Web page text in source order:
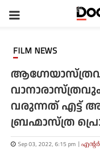
FILM NEWS
വരുന്നത് എട്ട്
ബ്രഹ്മാസ്ത്ര
Sep 03, 2022, 6:15 pm